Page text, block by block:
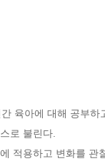
육아에 대해 공부
로 불린다.
적용하고 변화를